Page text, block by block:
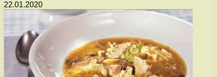
22.01.2020